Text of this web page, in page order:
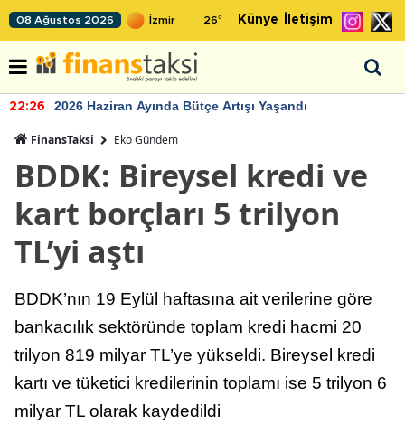
08 Ağustos 2026 26° Künye İletişim
22:26 2026 Haziran Ayında Bütçe Artışı Yaşandı
FinansTaksi Eko Gündem
BDDK: Bireysel kredi ve
kart borçları 5 trilyon
TL’yi aştı
BDDK’nın 19 Eylül haftasına ait verilerine göre
bankacılık sektöründe toplam kredi hacmi 20
trilyon 819 milyar TL’ye yükseldi. Bireysel kredi
kartı ve tüketici kredilerinin toplamı ise 5 trilyon 6
milyar TL olarak kaydedildi